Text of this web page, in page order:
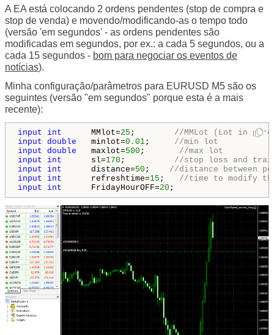
A EA está colocando 2 ordens pendentes (stop de compra e
stop de venda) e movendo/modificando-as o tempo todo
(versão 'em segundos' - as ordens pendentes são
modificadas em segundos, por ex.: a cada 5 segundos, ou a
cada 15 segundos - bom para negociar os eventos de
notícias).
Minha configuração/parâmetros para EURUSD M5 são os
seguintes (versão "em segundos" porque esta é a mais
recente):
input int MMlot=25 ; //MMLot (Lot in
input double minlot=0.01; //min lot
input double maxlot=500 ; //max lot
input
int sl=170 ; //stop loss and
input
int distance=50 ; //distance between
input
int refreshtime=15 ; //time to modify
input
int FridayHourOFF=20 ;